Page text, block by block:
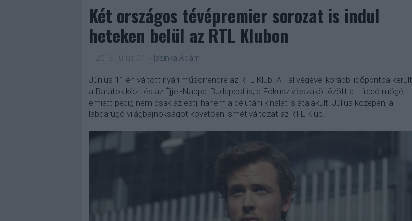
Két országos tévépremier sorozat is indul
heteken belül az RTL Klubon
2018. július 04. Jasinka Ádám
Június 11-én váltott nyári műsorrendre az RTL Klub. A Fal végével korábbi időpontba került
a Barátok közt és az Éjjel-Nappal Budapest is, a Fókusz visszaköltözött a Híradó mögé,
emiatt pedig nem csak az esti, hanem a délutáni kínálat is átalakult. Július közepén, a
labdarúgó-világbajnokságot követően ismét változat az RTL Klub.